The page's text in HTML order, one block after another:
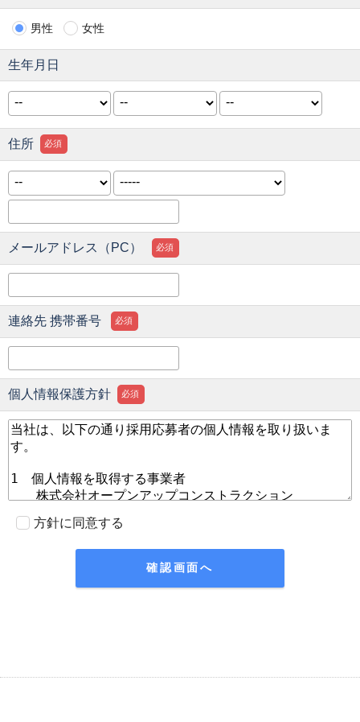
男性 女性
生年月日
住所 必須
メールアドレス（PC） 必須
連絡先 携帯番号 必須
個人情報保護方針 必須
方針に同意する
確認画面へ